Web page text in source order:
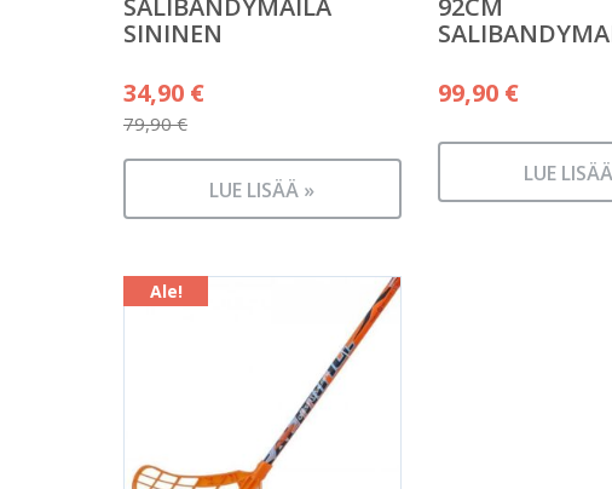
SALIBANDYMAILA
SININEN
79,90€
Alkuperäinen
hinta
oli:
34,90 €
Nykyinen
on:
LUE LISÄÄ »
92CM
99,90 €
LUE
Ale!